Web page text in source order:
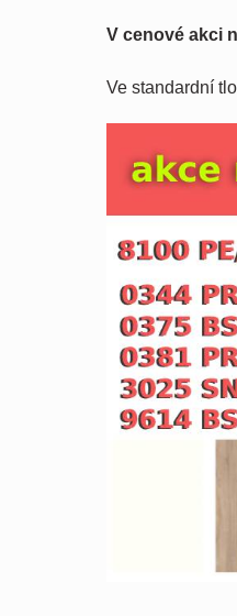
V cenové akci
Ve standardní